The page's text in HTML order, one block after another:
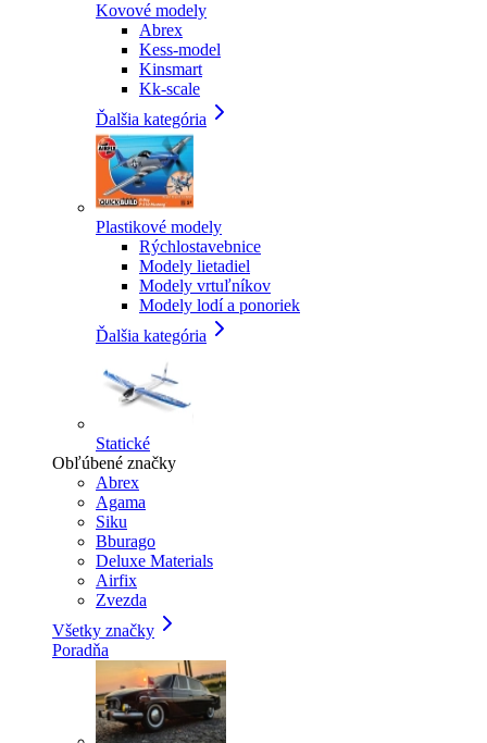
Kovové modely
Abrex
Kess-model
Kinsmart
Kk-scale
Ďalšia kategória
Plastikové modely
Rýchlostavebnice
Modely lietadiel
Modely vrtuľníkov
Modely lodí a ponoriek
Ďalšia kategória
Statické
Obľúbené značky
Abrex
Agama
Siku
Bburago
Deluxe Materials
Airfix
Zvezda
Všetky značky
Poradňa